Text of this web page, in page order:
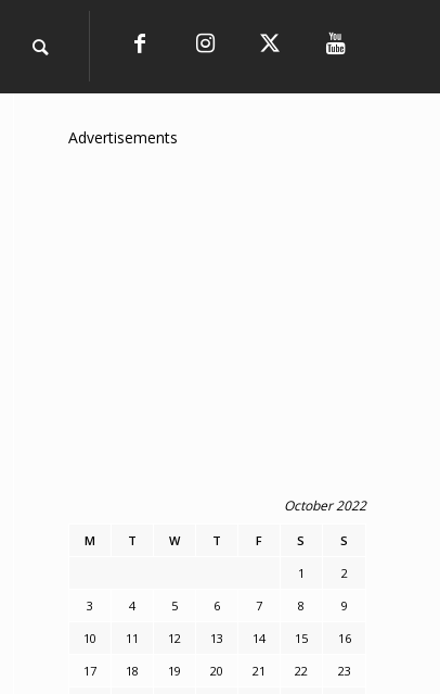
Advertisements
October 2022
M T W T F S
S
1
2
3
4 5 6 7 8
9
10
11 12 13 14 15
16
17
18 19 20 21 22
23